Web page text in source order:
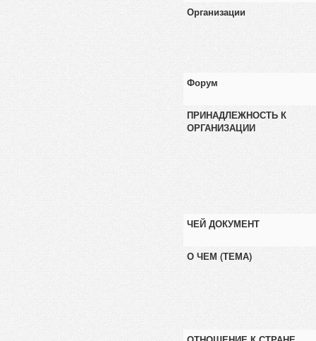
Организации
Форум
ПРИНАДЛЕЖНОСТЬ К
ОРГАНИЗАЦИИ
ЧЕЙ ДОКУМЕНТ
О ЧЕМ (ТЕМА)